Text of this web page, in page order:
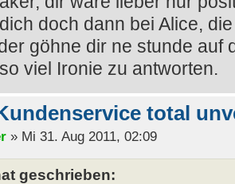
doch dann bei Alice,
göhne dir ne stunde auf
viel Ironie zu antworten.
total
» Mi 31. Aug 2011, 02:09
geschrieben: